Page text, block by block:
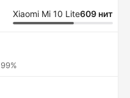
Xiaomi Mi 10 Lite609 нит
99%